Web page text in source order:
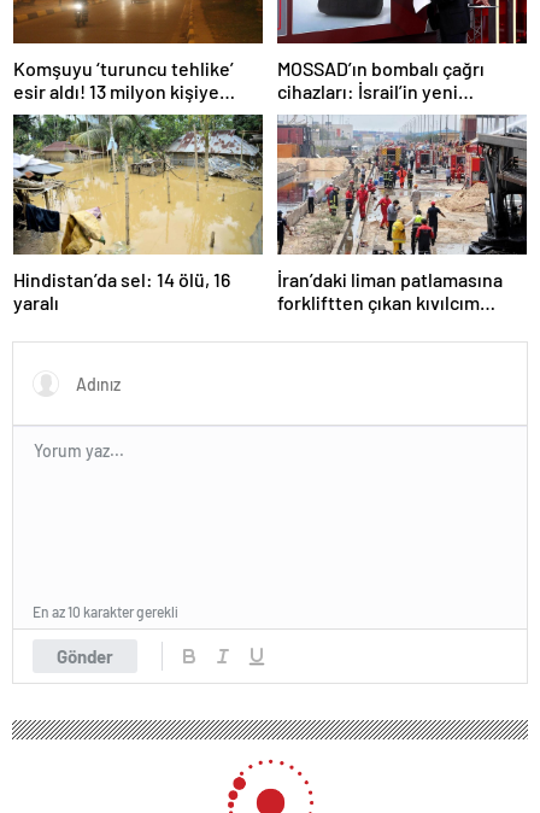
Komşuyu ‘turuncu tehlike’
esir aldı! 13 milyon kişiye
“evde kalın” uyarısı…
MOSSAD’ın bombalı çağrı
cihazları: İsrail’in yeni
suikastını MİT önledi
Hindistan’da sel: 14 ölü, 16
yaralı
İran’daki liman patlamasına
forkliftten çıkan kıvılcım
Gönder
En az 10 karakter gerekli